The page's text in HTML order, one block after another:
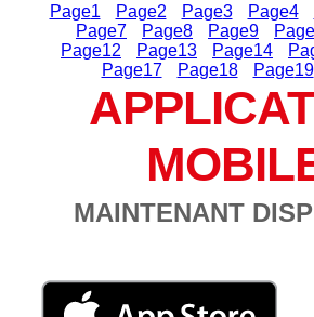
Page1 Page2 Page3 Page4
Page7 Page8 Page9 Page
Page12 Page13 Page14
Page17 Page18 Page19
MAINTENANT